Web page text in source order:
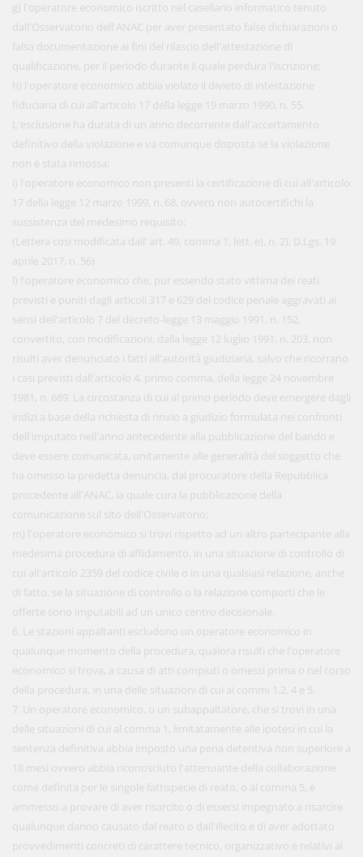
g) l'operatore economico iscritto nel casellario informatico tenuto
dall'Osservatorio dell'ANAC per aver presentato false dichiarazioni o
falsa documentazione ai fini del rilascio dell'attestazione di
qualificazione, per il periodo durante il quale perdura l'iscrizione;
h) l'operatore economico abbia violato il divieto di intestazione
fiduciaria di cui all'articolo 17 della legge 19 marzo 1990, n. 55.
L'esclusione ha durata di un anno decorrente dall'accertamento
definitivo della violazione e va comunque disposta se la violazione
non è stata rimossa;
i) l'operatore economico non presenti la certificazione di cui all'articolo
17 della legge 12 marzo 1999, n. 68, ovvero non autocertifichi la
sussistenza del medesimo requisito;
(Lettera così modificata dall’ art. 49, comma 1, lett. e), n. 2), D.Lgs. 19
aprile 2017, n. 56)
l) l'operatore economico che, pur essendo stato vittima dei reati
previsti e puniti dagli articoli 317 e 629 del codice penale aggravati ai
sensi dell'articolo 7 del decreto-legge 13 maggio 1991, n. 152,
convertito, con modificazioni, dalla legge 12 luglio 1991, n. 203, non
risulti aver denunciato i fatti all'autorità giudiziaria, salvo che ricorrano
i casi previsti dall'articolo 4, primo comma, della legge 24 novembre
1981, n. 689. La circostanza di cui al primo periodo deve emergere dagli
indizi a base della richiesta di rinvio a giudizio formulata nei confronti
dell'imputato nell'anno antecedente alla pubblicazione del bando e
deve essere comunicata, unitamente alle generalità del soggetto che
ha omesso la predetta denuncia, dal procuratore della Repubblica
procedente all'ANAC, la quale cura la pubblicazione della
comunicazione sul sito dell'Osservatorio;
m) l'operatore economico si trovi rispetto ad un altro partecipante alla
medesima procedura di affidamento, in una situazione di controllo di
cui all'articolo 2359 del codice civile o in una qualsiasi relazione, anche
di fatto, se la situazione di controllo o la relazione comporti che le
offerte sono imputabili ad un unico centro decisionale.
6. Le stazioni appaltanti escludono un operatore economico in
qualunque momento della procedura, qualora risulti che l'operatore
economico si trova, a causa di atti compiuti o omessi prima o nel corso
della procedura, in una delle situazioni di cui ai commi 1,2, 4 e 5.
7. Un operatore economico, o un subappaltatore, che si trovi in una
delle situazioni di cui al comma 1, limitatamente alle ipotesi in cui la
sentenza definitiva abbia imposto una pena detentiva non superiore a
18 mesi ovvero abbia riconosciuto l'attenuante della collaborazione
come definita per le singole fattispecie di reato, o al comma 5, è
ammesso a provare di aver risarcito o di essersi impegnato a risarcire
qualunque danno causato dal reato o dall'illecito e di aver adottato
provvedimenti concreti di carattere tecnico, organizzativo e relativi al